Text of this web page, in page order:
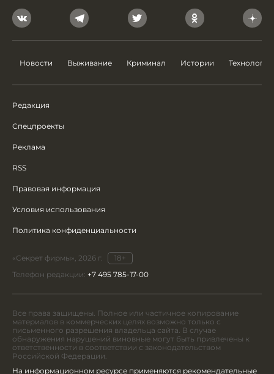
Новости Выживание Криминал Истории Технологии
Редакция
Спецпроекты
Реклама
RSS
Правовая информация
Условия использования
Политика конфиденциальности
«Секрет фирмы», 2026 г.
18+
Телефон редакции: +7 495 785-17-00
Все права защищены. Полное или частичное копирование
материалов в коммерческих целях возможно только с
письменного разрешения владельца сайта. В случае
обнаружения нарушений виновные могут быть привлечены к
ответственности в соответствии с законодательством
Российской Федерации.
На информационном ресурсе применяются рекомендательные